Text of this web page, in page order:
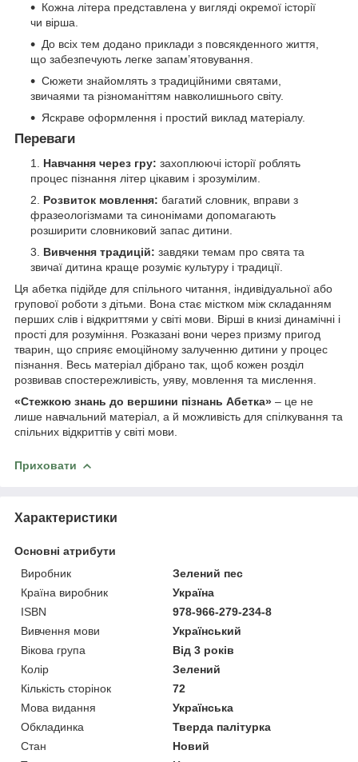
Кожна літера представлена у вигляді окремої історії
чи вірша.
До всіх тем додано приклади з повсякденного життя,
що забезпечують легке запам’ятовування.
Сюжети знайомлять з традиційними святами,
звичаями та різноманіттям навколишнього світу.
Яскраве оформлення і простий виклад матеріалу.
Переваги
Навчання через гру: захоплюючі історії роблять
процес пізнання літер цікавим і зрозумілим.
Розвиток мовлення: багатий словник, вправи з
фразеологізмами та синонімами допомагають
розширити словниковий запас дитини.
Вивчення традицій: завдяки темам про свята та
звичаї дитина краще розуміє культуру і традиції.
Ця абетка підійде для спільного читання, індивідуальної або
групової роботи з дітьми. Вона стає містком між складанням
перших слів і відкриттями у світі мови. Вірші в книзі динамічні і
прості для розуміння. Розказані вони через призму пригод
тварин, що сприяє емоційному залученню дитини у процес
пізнання. Весь матеріал дібрано так, щоб кожен розділ
розвивав спостережливість, уяву, мовлення та мислення.
«Стежкою знань до вершини пізнань Абетка» – це не
лише навчальний матеріал, а й можливість для спілкування та
спільних відкриттів у світі мови.
Приховати
Характеристики
Основні атрибути
Виробник
Зелений пес
Країна виробник
Україна
ISBN
978-966-279-234-8
Вивчення мови
Український
Вікова група
Від 3 років
Колір
Зелений
Кількість сторінок
72
Мова видання
Українська
Обкладинка
Тверда палітурка
Стан
Новий